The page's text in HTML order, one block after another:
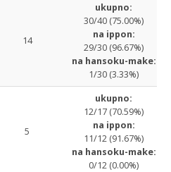
14
ukupno:
30/40 (75.00%)
na ippon:
29/30 (96.67%)
na hansoku-make:
1/30 (3.33%)
5
ukupno:
12/17 (70.59%)
na ippon:
11/12 (91.67%)
na hansoku-make:
0/12 (0.00%)